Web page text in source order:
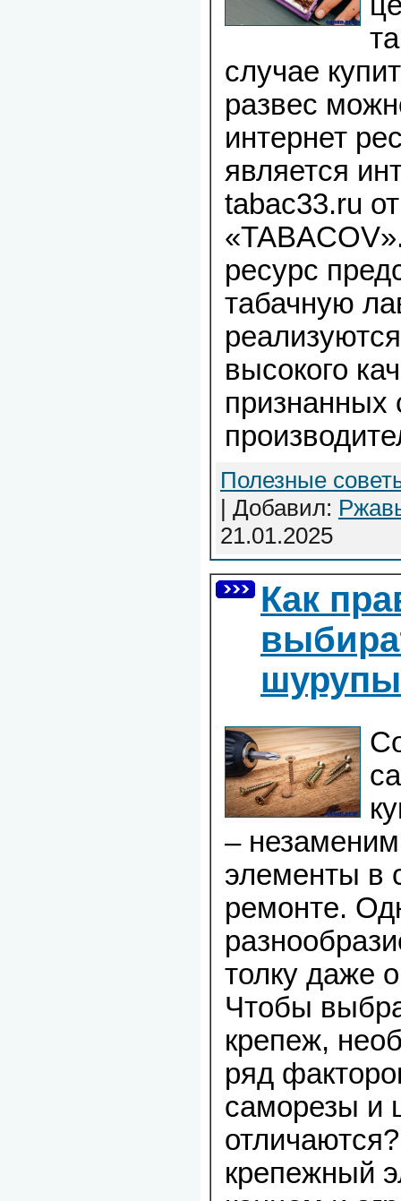
случае
развес
интернет
является
tabac33.ru
ресурс
табачную
высокого
признанных
Полезные
| Добавил:
21.01.2025
Как
–
элементы в
ремонте.
толку даже
Чтобы
крепеж,
ряд
саморезы и
крепежный